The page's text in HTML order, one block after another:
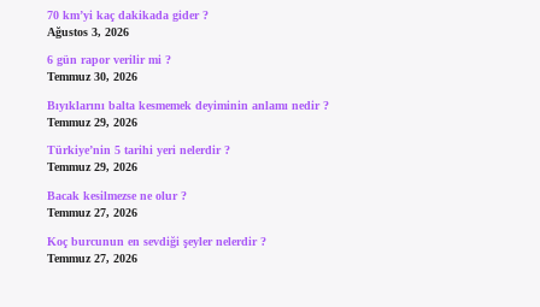
70 km’yi kaç dakikada gider ?
Ağustos 3, 2026
6 gün rapor verilir mi ?
Temmuz 30, 2026
Bıyıklarını balta kesmemek deyiminin anlamı nedir ?
Temmuz 29, 2026
Türkiye’nin 5 tarihi yeri nelerdir ?
Temmuz 29, 2026
Bacak kesilmezse ne olur ?
Temmuz 27, 2026
Koç burcunun en sevdiği şeyler nelerdir ?
Temmuz 27, 2026